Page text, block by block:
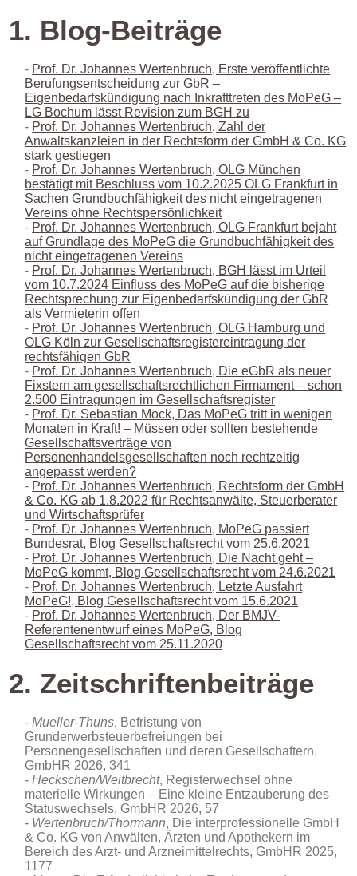
1. Blog-Beiträge
Prof. Dr. Johannes Wertenbruch, Erste veröffentlichte
Berufungsentscheidung zur GbR –
Eigenbedarfskündigung nach Inkrafttreten des MoPeG –
LG Bochum lässt Revision zum BGH zu
Prof. Dr. Johannes Wertenbruch, Zahl der
Anwaltskanzleien in der Rechtsform der GmbH & Co. KG
stark gestiegen
Prof. Dr. Johannes Wertenbruch, OLG München
bestätigt mit Beschluss vom 10.2.2025 OLG Frankfurt in
Sachen Grundbuchfähigkeit des nicht eingetragenen
Vereins ohne Rechtspersönlichkeit
Prof. Dr. Johannes Wertenbruch, OLG Frankfurt bejaht
auf Grundlage des MoPeG die Grundbuchfähigkeit des
nicht eingetragenen Vereins
Prof. Dr. Johannes Wertenbruch, BGH lässt im Urteil
vom 10.7.2024 Einfluss des MoPeG auf die bisherige
Rechtsprechung zur Eigenbedarfskündigung der GbR
als Vermieterin offen
Prof. Dr. Johannes Wertenbruch, OLG Hamburg und
OLG Köln zur Gesellschaftsregistereintragung der
rechtsfähigen GbR
Prof. Dr. Johannes Wertenbruch, Die eGbR als neuer
Fixstern am gesellschaftsrechtlichen Firmament – schon
2.500 Eintragungen im Gesellschaftsregister
Prof. Dr. Sebastian Mock, Das MoPeG tritt in wenigen
Monaten in Kraft! – Müssen oder sollten bestehende
Gesellschaftsverträge von
Personenhandelsgesellschaften noch rechtzeitig
angepasst werden?
Prof. Dr. Johannes Wertenbruch, Rechtsform der GmbH
& Co. KG ab 1.8.2022 für Rechtsanwälte, Steuerberater
und Wirtschaftsprüfer
Prof. Dr. Johannes Wertenbruch, MoPeG passiert
Bundesrat, Blog Gesellschaftsrecht vom 25.6.2021
Prof. Dr. Johannes Wertenbruch, Die Nacht geht –
MoPeG kommt, Blog Gesellschaftsrecht vom 24.6.2021
Prof. Dr. Johannes Wertenbruch, Letzte Ausfahrt
MoPeG!, Blog Gesellschaftsrecht vom 15.6.2021
Prof. Dr. Johannes Wertenbruch, Der BMJV-
Referentenentwurf eines MoPeG, Blog
Gesellschaftsrecht vom 25.11.2020
2. Zeitschriftenbeiträge
Mueller-Thuns, Befristung von
Grunderwerbsteuerbefreiungen bei
Personengesellschaften und deren Gesellschaftern,
GmbHR 2026, 341
Heckschen/Weitbrecht, Registerwechsel ohne
materielle Wirkungen – Eine kleine Entzauberung des
Statuswechsels, GmbHR 2026, 57
Wertenbruch/Thormann, Die interprofessionelle GmbH
& Co. KG von Anwälten, Ärzten und Apothekern im
Bereich des Arzt- und Arzneimittelrechts, GmbHR 2025,
1177